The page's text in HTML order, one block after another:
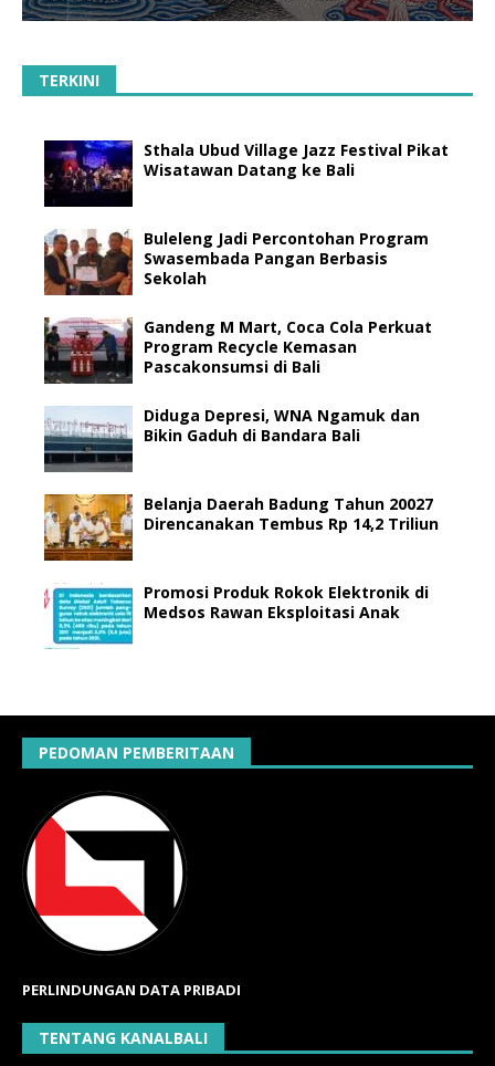
TERKINI
Sthala Ubud Village Jazz Festival Pikat
Wisatawan Datang ke Bali
Buleleng Jadi Percontohan Program
Swasembada Pangan Berbasis
Sekolah
Gandeng M Mart, Coca Cola Perkuat
Program Recycle Kemasan
Pascakonsumsi di Bali
Diduga Depresi, WNA Ngamuk dan
Bikin Gaduh di Bandara Bali
Belanja Daerah Badung Tahun 20027
Direncanakan Tembus Rp 14,2 Triliun
Promosi Produk Rokok Elektronik di
Medsos Rawan Eksploitasi Anak
PEDOMAN PEMBERITAAN
PERLINDUNGAN DATA PRIBADI
TENTANG KANALBALI